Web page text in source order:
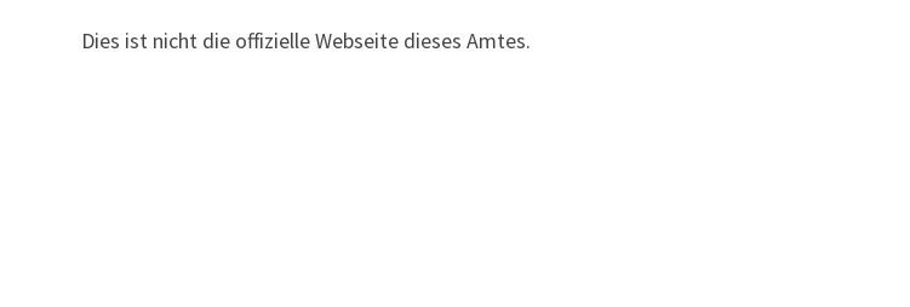
Dies ist nicht die offizielle Webseite dieses Amtes.